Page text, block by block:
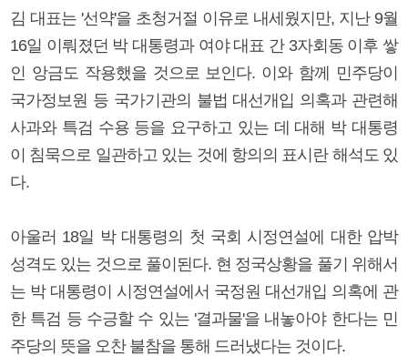
김 대표는 '선약'을 초청거절 이유로 내세웠지만, 지난 9월
16일 이뤄졌던 박 대통령과 여야 대표 간 3자회동 이후 쌓
인 앙금도 작용했을 것으로 보인다. 이와 함께 민주당이
국가정보원 등 국가기관의 불법 대선개입 의혹과 관련해
사과와 특검 수용 등을 요구하고 있는 데 대해 박 대통령
이 침묵으로 일관하고 있는 것에 항의의 표시란 해석도 있
다.
아울러 18일 박 대통령의 첫 국회 시정연설에 대한 압박
성격도 있는 것으로 풀이된다. 현 정국상황을 풀기 위해서
는 박 대통령이 시정연설에서 국정원 대선개입 의혹에 관
한 특검 등 수긍할 수 있는 '결과물'을 내놓아야 한다는 민
주당의 뜻을 오찬 불참을 통해 드러냈다는 것이다.